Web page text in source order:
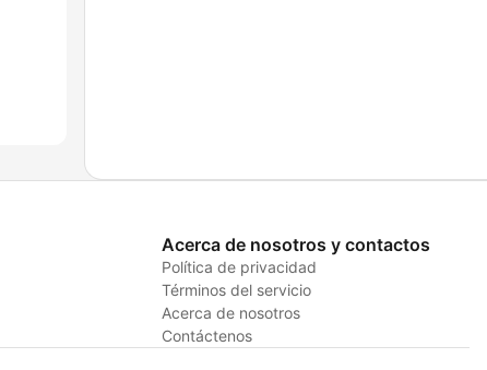
Acerca de nosotros y contactos
Política de privacidad
Términos del servicio
Acerca de nosotros
Contáctenos